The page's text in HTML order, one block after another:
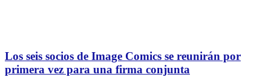
Los seis socios de Image Comics se reunirán por
primera vez para una firma conjunta